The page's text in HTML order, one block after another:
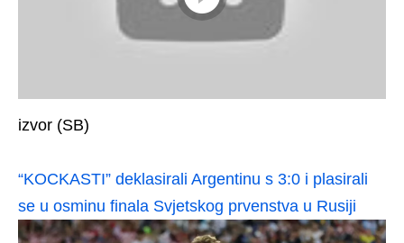
izvor (SB)
“KOCKASTI” deklasirali Argentinu s 3:0 i plasirali
se u osminu finala Svjetskog prvenstva u Rusiji